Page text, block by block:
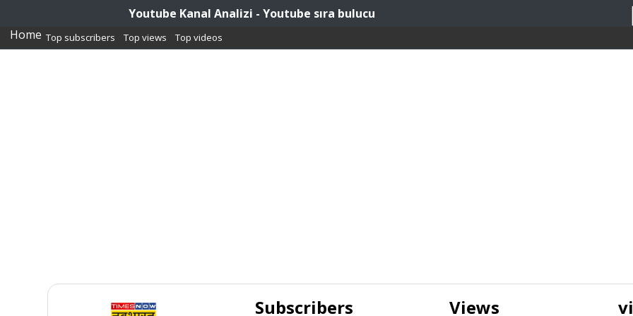
Youtube Kanal Analizi - Youtube sıra bulucu
Home Top subscribers Top views Top videos
Subscribers
Views